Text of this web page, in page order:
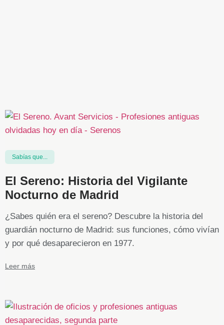
Sabías que...
El Sereno: Historia del Vigilante
Nocturno de Madrid
¿Sabes quién era el sereno? Descubre la historia del
guardián nocturno de Madrid: sus funciones, cómo vivían
y por qué desaparecieron en 1977.
Leer más